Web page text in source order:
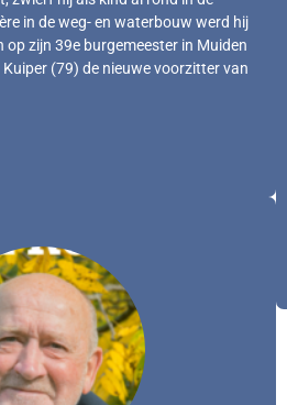
in de weg- en waterbouw werd hij
op zijn 39e burgemeester in Muiden
(79) de nieuwe voorzitter van